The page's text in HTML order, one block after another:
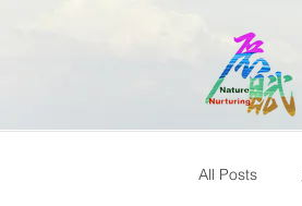
All Posts